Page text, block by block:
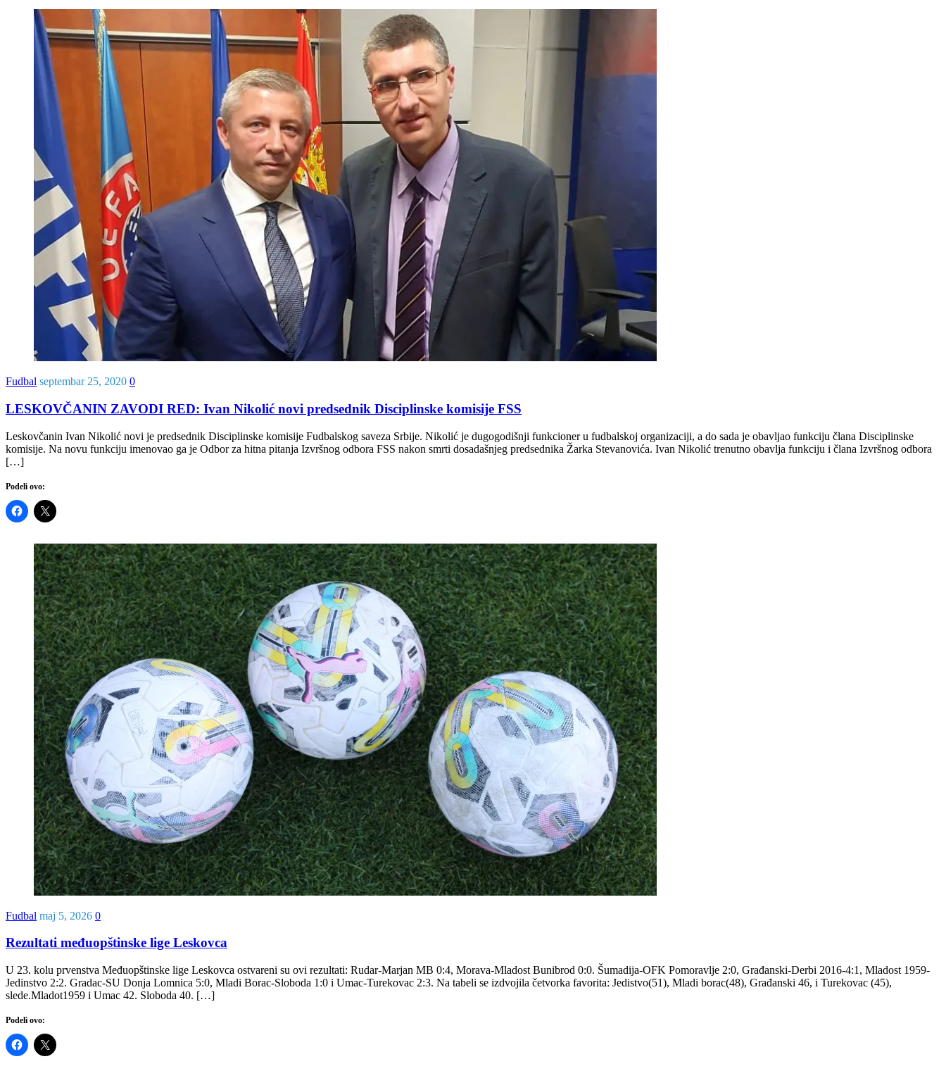
Fudbal septembar 25, 2020 0
LESKOVČANIN ZAVODI RED: Ivan Nikolić novi predsednik Disciplinske komisije FSS
Leskovčanin Ivan Nikolić novi je predsednik Disciplinske komisije Fudbalskog saveza Srbije. Nikolić je dugogodišnji funkcioner u fudbalskoj organizaciji, a do sada je obavljao funkciju člana Disciplinske
komisije. Na novu funkciju imenovao ga je Odbor za hitna pitanja Izvršnog odbora FSS nakon smrti dosadašnjeg predsednika Žarka Stevanovića. Ivan Nikolić trenutno obavlja funkciju i člana Izvršnog odbora
[…]
Podeli ovo:
Fudbal maj 5, 2026 0
Rezultati međuopštinske lige Leskovca
U 23. kolu prvenstva Međuopštinske lige Leskovca ostvareni su ovi rezultati: Rudar-Marjan MB 0:4, Morava-Mladost Bunibrod 0:0. Šumadija-OFK Pomoravlje 2:0, Građanski-Derbi 2016-4:1, Mladost 1959-
Jedinstvo 2:2. Gradac-SU Donja Lomnica 5:0, Mladi Borac-Sloboda 1:0 i Umac-Turekovac 2:3. Na tabeli se izdvojila četvorka favorita: Jedistvo(51), Mladi borac(48), Građanski 46, i Turekovac (45),
slede.Mladot1959 i Umac 42. Sloboda 40. […]
Podeli ovo: